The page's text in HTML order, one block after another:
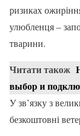
ризиках
улюбленця –
тварини.
Читати також
выбор и
У зв’язку з
безкоштовні